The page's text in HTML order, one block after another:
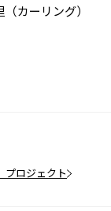
カーリング）
プロジェクト